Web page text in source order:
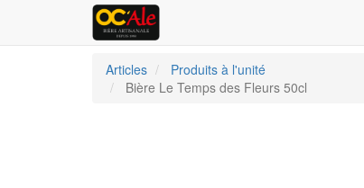
Articles
Produits à l'unité
Bière Le Temps des Fleurs 50cl